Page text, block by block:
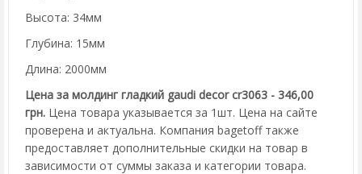
Высота: 34мм
Глубина: 15мм
Длина: 2000мм
Цена за молдинг гладкий gaudi decor cr3063 - 346,00
грн. Цена товара указывается за 1шт. Цена на сайте
проверена и актуальна. Компания bagetoff также
предоставляет дополнительные скидки на товар в
зависимости от суммы заказа и категории товара.